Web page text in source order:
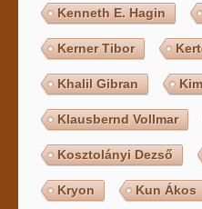
Kenneth E. Hagin
Kerner Tibor
Khalil Gibran
Klausbernd Vollmar
Kosztolányi Dezső
Kryon Kun Ákos